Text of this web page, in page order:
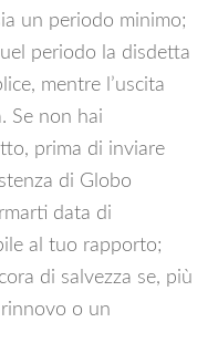
un periodo minimo;
periodo la disdetta
mentre l’uscita
Se non hai
prima di inviare
di Globo
data di
al tuo rapporto;
di salvezza se, più
o un